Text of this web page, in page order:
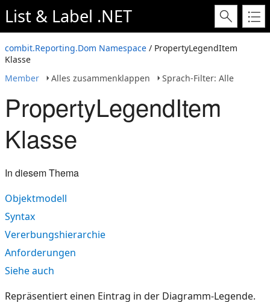
List & Label .NET
combit.Reporting.Dom Namespace / PropertyLegendItem
Klasse
Member
Alles zusammenklappen Sprach-Filter: Alle
PropertyLegendItem
Klasse
In diesem Thema
Objektmodell
Syntax
Vererbungshierarchie
Anforderungen
Siehe auch
Repräsentiert einen Eintrag in der Diagramm-Legende.